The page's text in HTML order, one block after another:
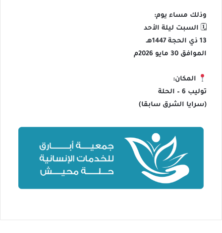
وذلك مساء يوم:
🗓 السبت ليلة الأحد
13 ذي الحجة 1447هـ
الموافق 30 مايو 2026م
المكان:
توليب 6 – الحلة
(سرايا الشرق سابقا)